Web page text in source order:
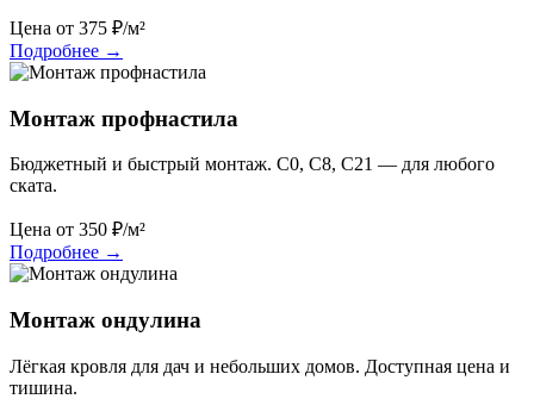
Цена от 375 ₽/м²
Подробнее →
Монтаж профнастила
Бюджетный и быстрый монтаж. С0, С8, С21 — для любого
ската.
Цена от 350 ₽/м²
Подробнее →
Монтаж ондулина
Лёгкая кровля для дач и небольших домов. Доступная цена и
тишина.